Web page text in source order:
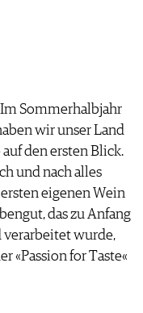
Sommerhalbjahr
wir unser Land
den ersten Blick.
und nach alles
eigenen Wein
das zu Anfang
verarbeitet wurde,
«Passion for Taste«